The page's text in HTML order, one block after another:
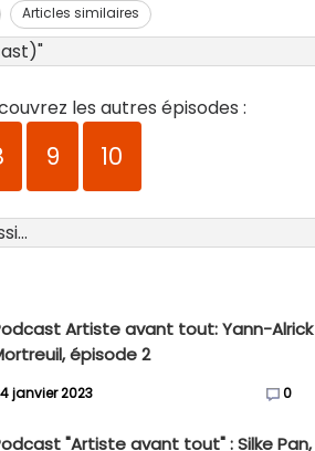
Articles similaires
les autres épisodes :
9 10
Artiste avant tout: Yann-Alrick
épisode 2
janvier 2023 0
"Artiste avant tout" : Silke Pan,